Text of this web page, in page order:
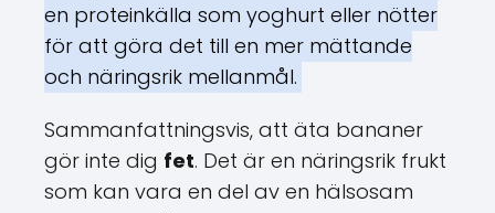
en proteinkälla som yoghurt eller nötter
för att göra det till en mer mättande
och näringsrik mellanmål.
Sammanfattningsvis, att äta bananer
gör inte dig fet. Det är en näringsrik frukt
som kan vara en del av en hälsosam